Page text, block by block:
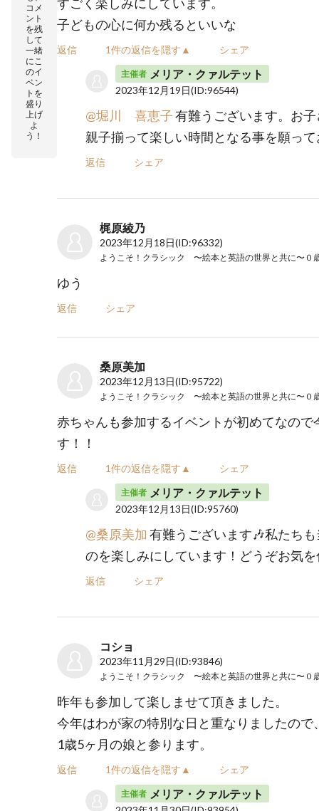
コメ
ント
を残
して
一緒
にこ
のイ
ベン
トを
盛り
上げ
よ
う！
子どもの心に何か残るといいな
返信 1件の返信を隠す▲ シェア
主催者 メリア・クァルテット
2023年12月19日(ID:96544)
@堀川 喜恵子有難うございます。お
親子揃って楽しい時間となる事を願っ
返信 シェア
梶原綾乃
2023年12月18日(ID:96332)
ゆう
返信 シェア
桑原美加
2023年12月13日(ID:95722)
赤ちゃんも参加するイベントが初めてなの
す！！
返信 1件の返信を隠す▲ シェア
主催者 メリア・クァルテット
2023年12月13日(ID:95760)
@桑原美加 有難うございます🎶私たち
のを楽しみにしています！どうぞお気
返信 シェア
コショ
2023年11月29日(ID:93846)
昨年も参加して楽しませて頂きました。
今年はわが家の特別な日と重なりましたの
1歳5ヶ月の娘と参ります。
返信 1件の返信を隠す▲ シェア
主催者 メリア・クァルテット